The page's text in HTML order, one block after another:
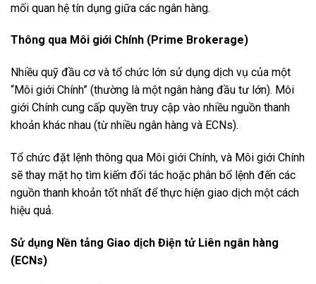
mối quan hệ tín dụng giữa các ngân hàng.
Thông qua Môi giới Chính (Prime Brokerage)
Nhiều quỹ đầu cơ và tổ chức lớn sử dụng dịch vụ của một
“Môi giới Chính” (thường là một ngân hàng đầu tư lớn). Môi
giới Chính cung cấp quyền truy cập vào nhiều nguồn thanh
khoản khác nhau (từ nhiều ngân hàng và ECNs).
Tổ chức đặt lệnh thông qua Môi giới Chính, và Môi giới Chính
sẽ thay mặt họ tìm kiếm đối tác hoặc phân bổ lệnh đến các
nguồn thanh khoản tốt nhất để thực hiện giao dịch một cách
hiệu quả.
Sử dụng Nền tảng Giao dịch Điện tử Liên ngân hàng
(ECNs)